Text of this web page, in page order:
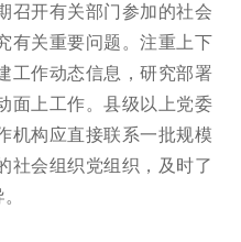
召开有关部门参加的社会
有关重要问题。注重上下
工作动态信息，研究部署
面上工作。县级以上党委
机构应直接联系一批规模
社会组织党组织，及时了